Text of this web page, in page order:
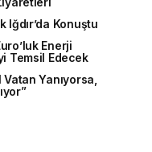
Iğdır’da Konuştu
Enerji
Temsil Edecek
Yanıyorsa,